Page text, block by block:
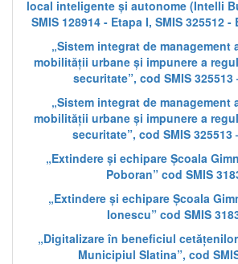
local inteligente și autonome (Intelli
SMIS 128914 - Etapa I, SMIS 325512
„Sistem integrat de management
mobilității urbane și impunere a
securitate”, cod SMIS 325513
„Sistem integrat de management
mobilității urbane și impunere a
securitate”, cod SMIS 325513
„Extindere și echipare Școala
Poboran” cod SMIS
„Extindere și echipare Școala
Ionescu” cod SMIS
„Digitalizare în beneficiul
Municipiul Slatina”, cod